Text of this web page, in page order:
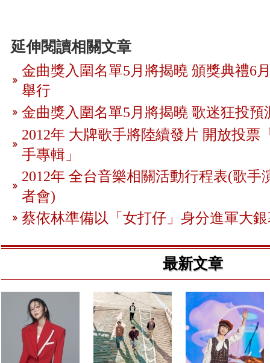
延伸閱讀相關文章
金曲獎入圍名單5月將揭曉 頒獎典禮6
舉行
金曲獎入圍名單5月將揭曉 歌迷狂投預
2012年 大牌歌手將陸續發片 開放投票
手專輯」
2012年 全台音樂相關活動行程表(歌手
者會)
蔡依林準備以「女打仔」身分進軍大
最新文章